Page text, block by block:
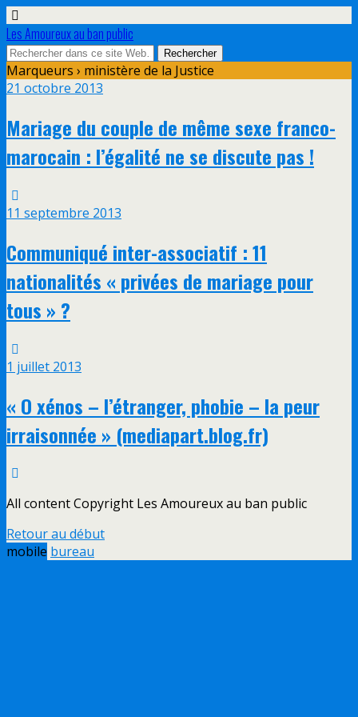
Les Amoureux au ban public
Marqueurs › ministère de la Justice
21 octobre 2013
Mariage du couple de même sexe franco-
marocain : l’égalité ne se discute pas !
11 septembre 2013
Communiqué inter-associatif : 11
nationalités « privées de mariage pour
tous » ?
1 juillet 2013
« O xénos – l’étranger, phobie – la peur
irraisonnée » (mediapart.blog.fr)
All content Copyright Les Amoureux au ban public
Retour au début
mobile bureau